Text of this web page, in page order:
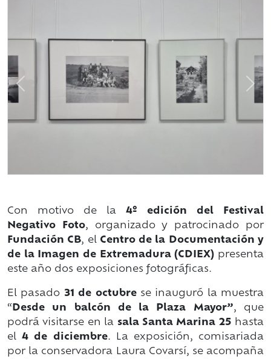
Previous
Con motivo de la 4º edición del
Festival
Negativo Foto, organizado y patrocinado por
Fundación CB, el Centro de la Documentación y
de la Imagen de Extremadura (CDIEX) presenta
este año dos exposiciones fotográficas.
El pasado 31 de octubrese inauguró la muestra
“Desde un balcón de la Plaza Mayor”, que
podrá visitarse en la sala Santa Marina 25 hasta
el4 de diciembre. La exposición, comisariada
por la conservadora Laura Covarsí, se acompaña